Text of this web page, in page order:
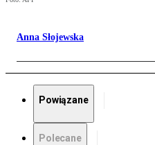
Anna Słojewska
Powiązane
Polecane